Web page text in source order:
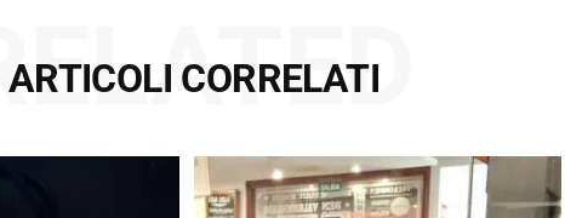
ARTICOLI CORRELATI
RELATED